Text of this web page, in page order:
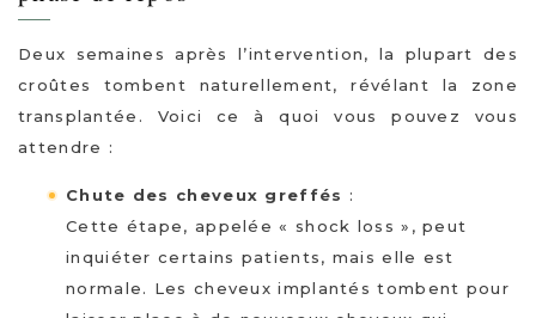
Deux semaines après l’intervention, la plupart des
croûtes tombent naturellement, révélant la zone
transplantée. Voici ce à quoi vous pouvez vous
attendre :
Chute des cheveux greffés :
Cette étape, appelée « shock loss », peut
inquiéter certains patients, mais elle est
normale. Les cheveux implantés tombent pour